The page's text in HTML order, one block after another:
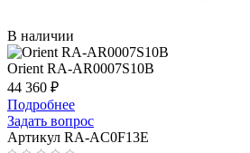
В наличии
Orient RA-AR0007S10B
44 360 ₽
Подробнее
Задать вопрос
Артикул RA-AC0F13E